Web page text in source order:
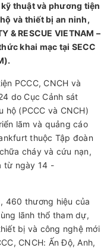
thuật và phương tiện
và thiết bị an ninh,
& RESCUE VIETNAM –
khai mạc tại SECC
PCCC, CNCH và
do Cục Cảnh sát
(PCCC và CNCH)
lãm và quảng cáo
thuộc Tập đoàn
cháy và cứu nạn,
từ ngày 14 -
460 thương hiệu của
lãnh thổ tham dự,
bị và công nghệ mới
CNCH: Ấn Độ, Anh,